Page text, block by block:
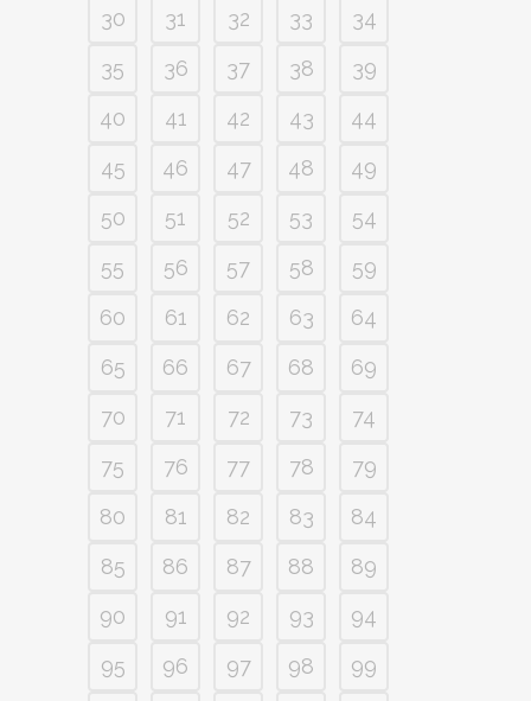
30
31 32 33
34
35
36 37 38
39
40
41 42 43
44
45
46 47 48
49
50
51 52 53
54
55
56 57 58
59
60
61 62 63
64
65
66 67 68
69
70
71 72 73
74
75
76 77 78
79
80
81 82 83
84
85
86 87 88
89
90
91 92 93
94
95
96 97 98
99